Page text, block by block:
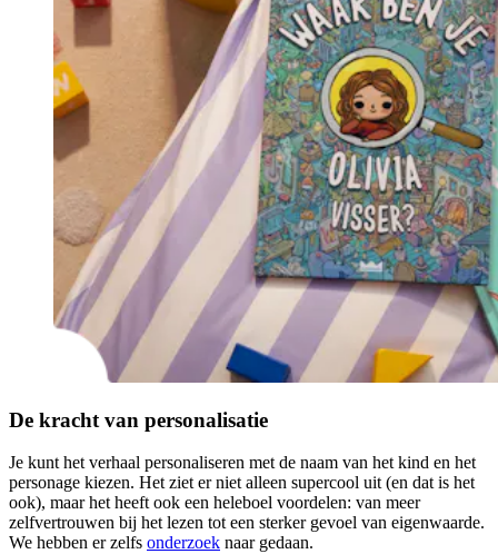
De kracht van personalisatie
Je kunt het verhaal personaliseren met de naam van het kind en het
personage kiezen. Het ziet er niet alleen supercool uit (en dat is het
ook), maar het heeft ook een heleboel voordelen: van meer
zelfvertrouwen bij het lezen tot een sterker gevoel van eigenwaarde.
We hebben er zelfs onderzoek naar gedaan.